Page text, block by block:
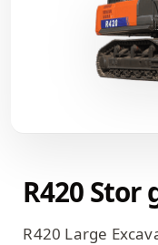
R420 Stor
R420 Large